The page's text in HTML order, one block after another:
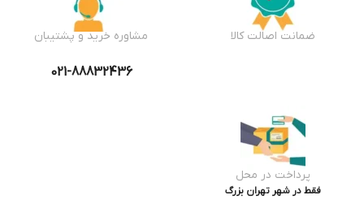
ضمانت اصالت کالا مشاوره خرید و پشتیبان
021-88832436
پرداخت در محل
فقط در شهر تهران بزرگ